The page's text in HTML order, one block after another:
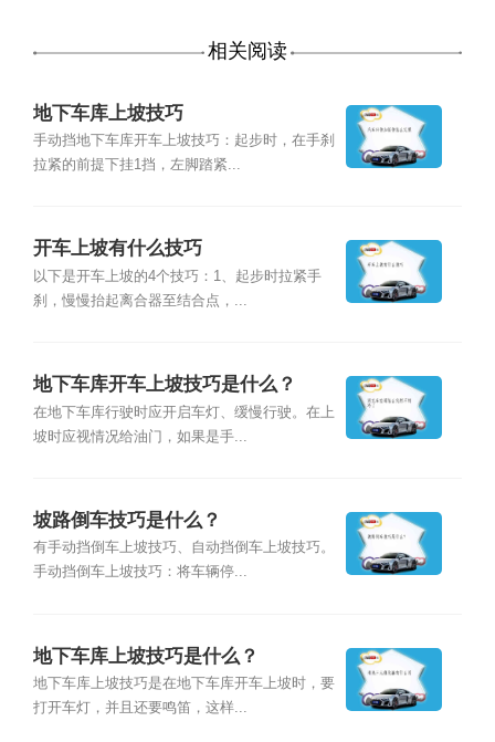
相关阅读
地下车库上坡技巧
手动挡地下车库开车上坡技巧：起步时，在手刹
拉紧的前提下挂1挡，左脚踏紧...
开车上坡有什么技巧
以下是开车上坡的4个技巧：1、起步时拉紧手
刹，慢慢抬起离合器至结合点，...
地下车库开车上坡技巧是什么？
在地下车库行驶时应开启车灯、缓慢行驶。在上
坡时应视情况给油门，如果是手...
坡路倒车技巧是什么？
有手动挡倒车上坡技巧、自动挡倒车上坡技巧。
手动挡倒车上坡技巧：将车辆停...
地下车库上坡技巧是什么？
地下车库上坡技巧是在地下车库开车上坡时，要
打开车灯，并且还要鸣笛，这样...